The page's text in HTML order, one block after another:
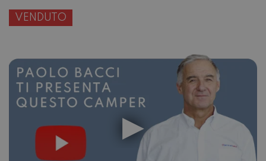
VENDUTO